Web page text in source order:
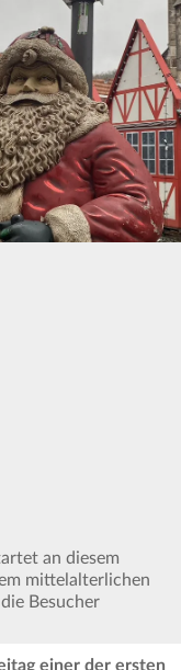
an diesem
mittelalterlichen
Besucher
einer der ersten